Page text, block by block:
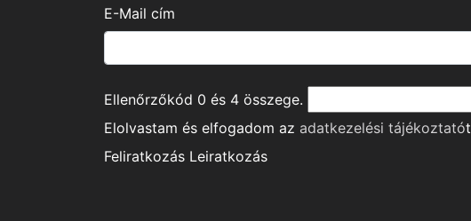
E-Mail cím
Ellenőrzőkód 0 és 4 összege.
Elolvastam és elfogadom az adatkezelési tájékoztatót
Feliratkozás Leiratkozás